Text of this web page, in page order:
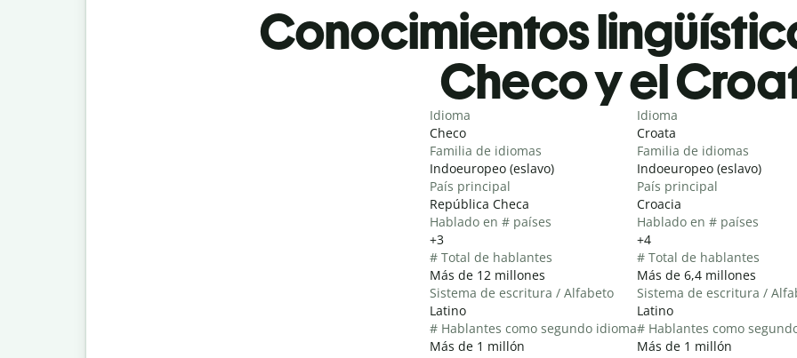
Conocimientos
Checo y el
Idioma
Checo
Familia de idiomas
Indoeuropeo (eslavo)
País principal
República Checa
Hablado en # países
+3
# Total de hablantes
Más de 12 millones
Sistema de escritura / Alfabeto
Latino
# Hablantes como segundo idioma
Más de 1 millón
Idioma
Croata
Familia de idiomas
Indoeuropeo (eslavo)
País principal
Croacia
Hablado en # países
+4
# Total de hablantes
Más de 6,4 millones
Sistema de escritura /
Latino
# Hablantes como
Más de 1 millón